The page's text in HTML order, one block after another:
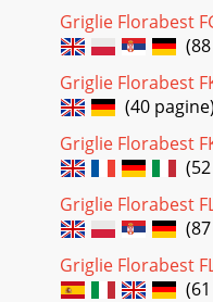
Pagina 33
37 FRG 45
. . . . . . . . . . . . . . . . . . . . . .
Pagina 34
2IntroductionFRG 45
these operating
are a component of the
Pagina 35
38ВъведениеFRG 45
ръководство за
обслужване е съставна
Griglie Florabest
Griglie Florabest
(40 pagine)
Griglie Florabest
Griglie Florabest
Griglie Florabest